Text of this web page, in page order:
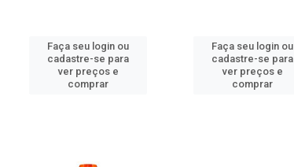
Faça seu login ou
cadastre-se para
ver preços e
comprar
Faça seu login ou
cadastre-se para
ver preços e
comprar